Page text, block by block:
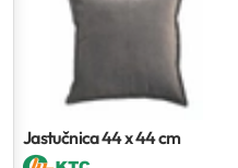
Jastučnica44 x 44 cm